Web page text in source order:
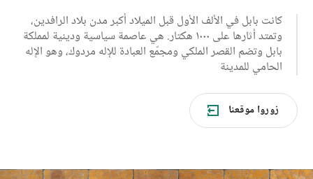
كانت بابل في الألف الأول قبل الميلاد أكبر مدن بلاد الرافدين،
وتمتد أثارها على ١٠٠٠ هكتار. هي عاصمة سياسية ودينية لمملكة
بابل وتضم القصر الملكي ومجمّع العبادة للإله مردوك، وهو الإله
الحامي للمدينة
زوروا موقعنا